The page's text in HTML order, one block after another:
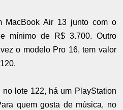
MacBook Air 13 junto com o
mínimo de R$ 3.700. Outro
o modelo Pro 16, tem valor
lote 122, há um PlayStation
quem gosta de música, no